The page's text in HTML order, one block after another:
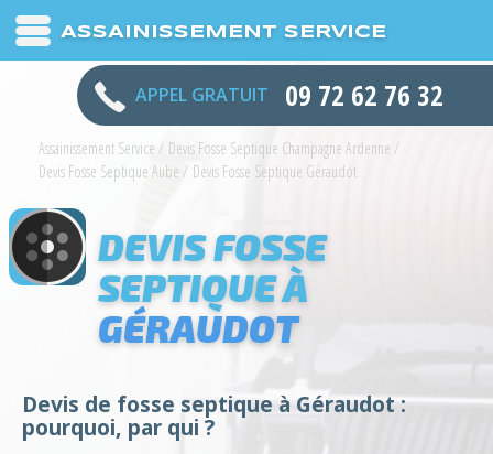
ASSAINISSEMENT SERVICE
APPEL GRATUIT 09 72 62 76 32
Assainissement Service / Devis Fosse Septique Champagne Ardenne /
Devis Fosse Septique Aube / Devis Fosse Septique Géraudot
DEVIS FOSSE
SEPTIQUE À
GÉRAUDOT
Devis de fosse septique à Géraudot :
pourquoi, par qui ?